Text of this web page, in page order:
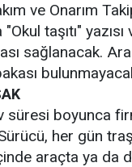
ve Onarım
taşıtı" yazısı
sağlanacak.
boyunca
her gün
araçta ya da